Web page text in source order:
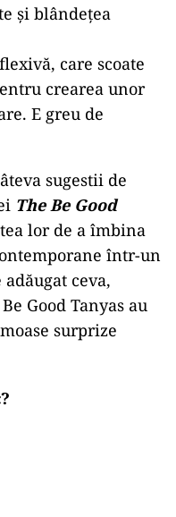
și blândețea
care scoate
crearea unor
E greu de
sugestii de
The Be Good
lor de a îmbina
într-un
ceva,
Good Tanyas au
surprize